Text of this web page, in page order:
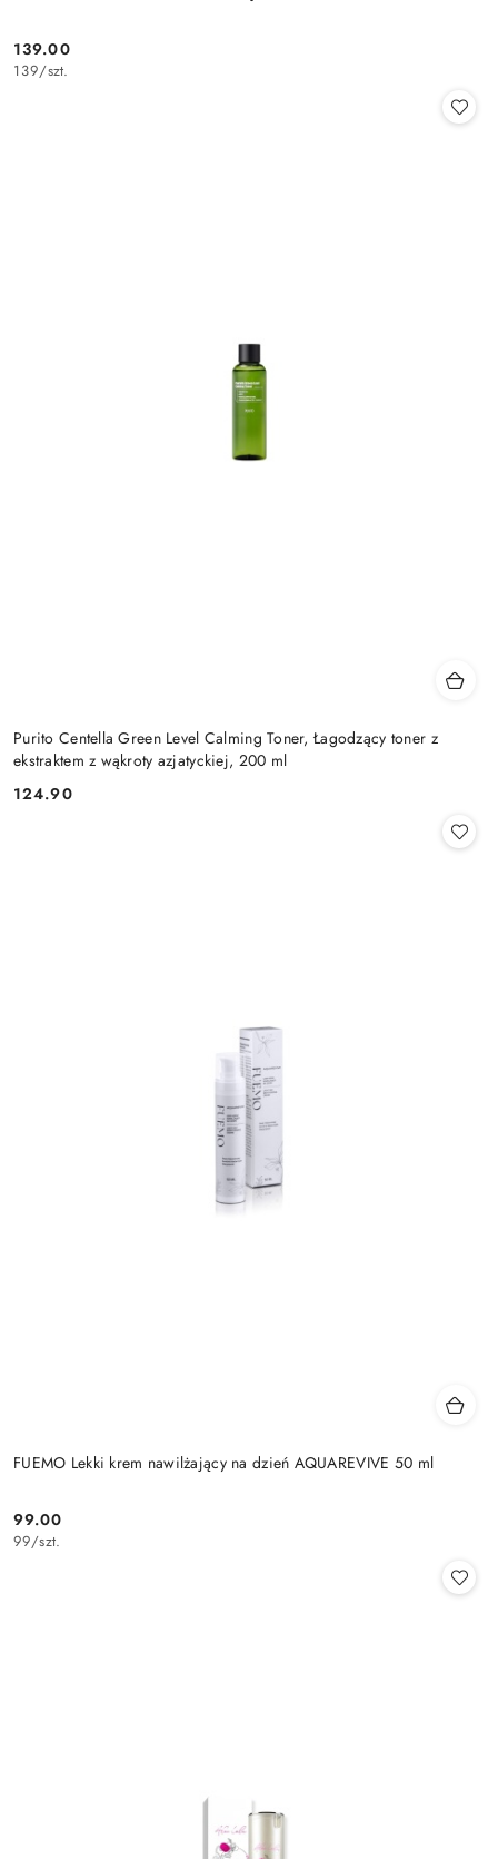
Cena:
139.00
139/szt.
Purito Centella Green Level Calming Toner, Łagodzący toner z
ekstraktem z wąkroty azjatyckiej, 200 ml
Cena:
124.90
FUEMO Lekki krem nawilżający na dzień AQUAREVIVE 50 ml
Cena:
99.00
99/szt.